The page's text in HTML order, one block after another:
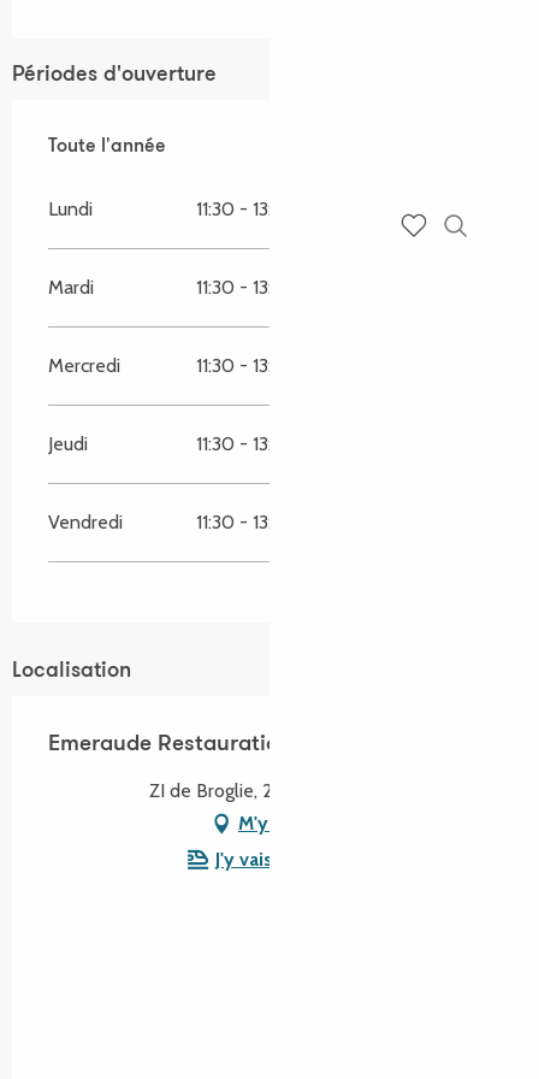
Périodes d'ouverture
Toute l'année
Toute l'année
Lundi 11:30 - 13:30
Mardi 11:30 - 13:30
Mercredi 11:30 - 13:30
Jeudi 11:30 - 13:30
Vendredi 11:30 - 13:30
Localisation
Emeraude Restauration
ZI de Broglie, 22300 Lannion
M'y rendre
J'y vais en train !